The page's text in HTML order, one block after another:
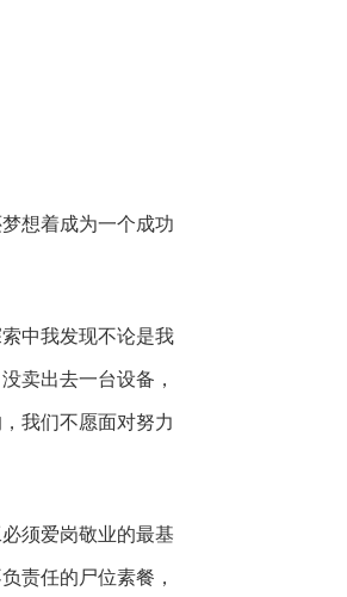
想着成为一个成功
中我发现不论是我
卖出去一台设备，
我们不愿面对努力
须爱岗敬业的最基
责任的尸位素餐，